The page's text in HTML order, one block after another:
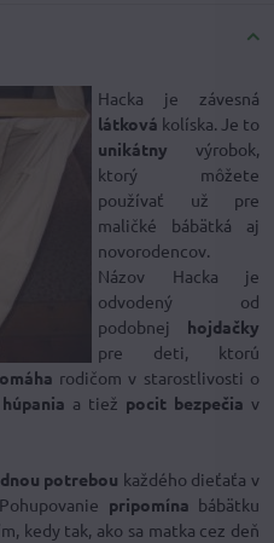
Hacka je závesná
látková kolíska. Je to
unikátny výrobok,
ktorý môžete
používať už pre
maličké bábätká aj
novorodencov.
Názov Hacka je
odvodený od
podobnej hojdačky
pre deti, ktorú
rodičom v starostlivosti o
a tiež pocit bezpečia v
potrebou každého dieťaťa v
pripomína bábätku
kedy tak, ako sa matka cez deň